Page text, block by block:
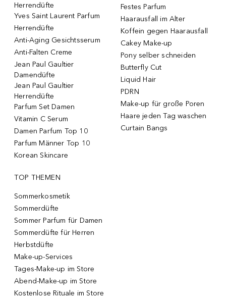
Herrendüfte
Yves Saint Laurent Parfum
Herrendüfte
Anti-Aging Gesichtsserum
Anti-Falten Creme
Jean Paul Gaultier
Damendüfte
Jean Paul Gaultier
Herrendüfte
Parfum Set Damen
Vitamin C Serum
Damen Parfum Top 10
Parfum Männer Top 10
Korean Skincare
Festes Parfum
Haarausfall im Alter
Koffein gegen Haarausfall
Cakey Make-up
Pony selber schneiden
Butterfly Cut
Liquid Hair
PDRN
Make-up für große Poren
Haare jeden Tag waschen
Curtain Bangs
TOP THEMEN
Sommerkosmetik
Sommerdüfte
Sommer Parfum für Damen
Sommerdüfte für Herren
Herbstdüfte
Make-up-Services
Tages-Make-up im Store
Abend-Make-up im Store
Kostenlose Rituale im Store